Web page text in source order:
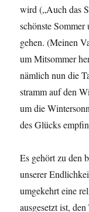
wird („Auch das
schönste
gehen. (Meinen
um Mitsommer
nämlich nun die
stramm auf den
um die
des Glücks
Es gehört zu den
unserer
umgekehrt eine
ausgesetzt ist,